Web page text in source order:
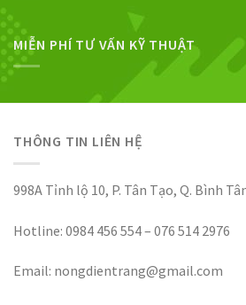
MIỄN PHÍ TƯ VẤN KỸ THUẬT
THÔNG TIN LIÊN HỆ
998A Tỉnh lộ 10, P. Tân Tạo, Q. Bình
Hotline: 0984 456 554 – 076 514 2976
Email: nongdientrang@gmail.com